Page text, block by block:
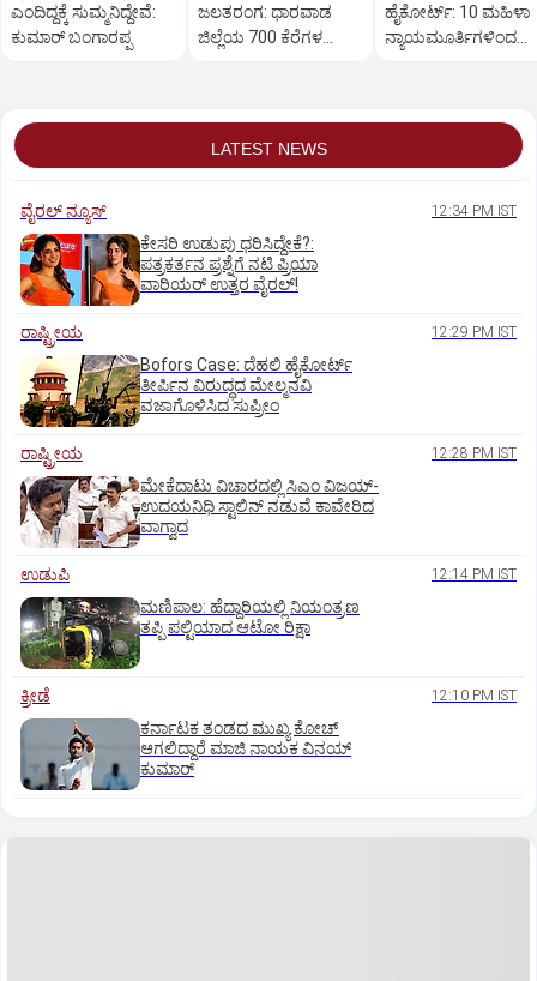
ಎಂದಿದ್ದಕ್ಕೆ ಸುಮ್ಮನಿದ್ದೇವೆ:
ಕುಮಾರ್ ಬಂಗಾರಪ್ಪ
ಜಲತರಂಗ: ಧಾರವಾಡ
ಜಿಲ್ಲೆಯ 700 ಕೆರೆಗಳ
ಹೈಕೋರ್ಟ್: 10 ಮಹಿಳಾ
ನ್ಯಾಯಮೂರ್ತಿಗಳಿಂದ
LATEST NEWS
ವೈರಲ್ ನ್ಯೂಸ್ 12:34 PM IST
ಕೇಸರಿ ಉಡುಪು ಧರಿಸಿದ್ದೇಕೆ?:
ಪತ್ರಕರ್ತನ ಪ್ರಶ್ನೆಗೆ ನಟಿ ಪ್ರಿಯಾ
ವಾರಿಯರ್ ಉತ್ತರ ವೈರಲ್!
ರಾಷ್ಟ್ರೀಯ 12:29 PM IST
Bofors Case: ದೆಹಲಿ ಹೈಕೋರ್ಟ್‌
ತೀರ್ಪಿನ ವಿರುದ್ಧದ ಮೇಲ್ಮನವಿ
ವಜಾಗೊಳಿಸಿದ ಸುಪ್ರೀಂ
ರಾಷ್ಟ್ರೀಯ 12:28 PM IST
ಮೇಕೆದಾಟು ವಿಚಾರದಲ್ಲಿ ಸಿಎಂ ವಿಜಯ್-
ಉದಯನಿಧಿ ಸ್ಟಾಲಿನ್ ನಡುವೆ ಕಾವೇರಿದ
ವಾಗ್ವಾದ
ಉಡುಪಿ 12:14 PM IST
ಮಣಿಪಾಲ: ಹೆದ್ದಾರಿಯಲ್ಲಿ ನಿಯಂತ್ರಣ
ತಪ್ಪಿ ಪಲ್ಟಿಯಾದ ಆಟೋ ರಿಕ್ಷಾ
ಕ್ರೀಡೆ 12:10 PM IST
ಕರ್ನಾಟಕ ತಂಡದ ಮುಖ್ಯ ಕೋಚ್‌
ಆಗಲಿದ್ದಾರೆ ಮಾಜಿ ನಾಯಕ ವಿನಯ್‌
ಕುಮಾರ್